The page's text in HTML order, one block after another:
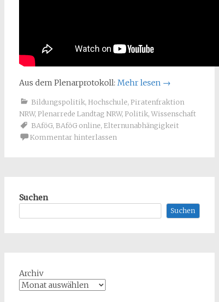
Aus dem Plenarprotokoll: Mehr lesen →
Bildungspolitik, Hochschule, Piratenfraktion
NRW, Plenarrede Landtag NRW, Politik, Wissenschaft
BAföG, BAföG online, Elternunabhängigkeit
Kommentar hinterlassen
Suchen
Suchen
Archiv